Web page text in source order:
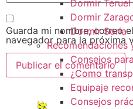
Dormir Teruel
Dormir
Dormir Soria
Recomendaciones
Consejos
¿Como
Equipaje
Consejos
Guarda mi nombre, correo
navegador para la próxima